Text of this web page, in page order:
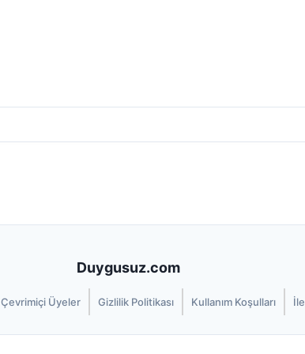
Duygusuz.com
Çevrimiçi Üyeler Gizlilik Politikası Kullanım Koşulları